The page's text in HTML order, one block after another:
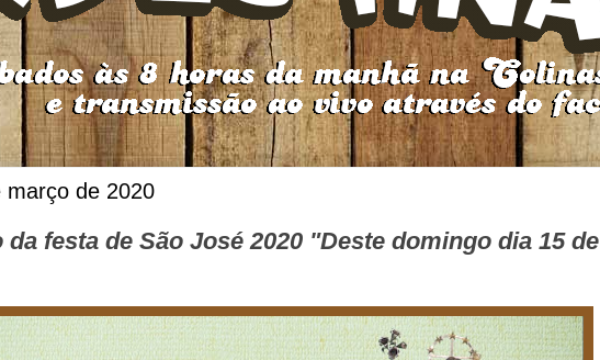
março de 2020
festa de São José 2020 "Deste domingo dia 15 de